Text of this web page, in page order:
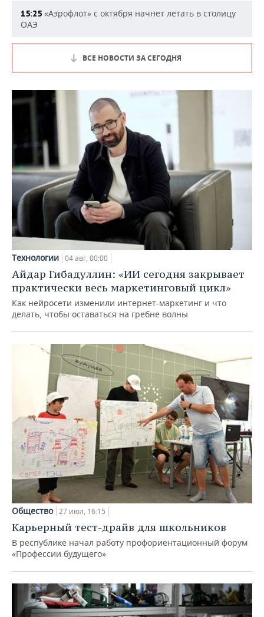
15:25 «Аэрофлот» с октября начнет летать в столицу
ОАЭ
ВСЕ НОВОСТИ ЗА СЕГОДНЯ
Технологии 04 авг, 00:00
Айдар Гибадуллин: «ИИ сегодня закрывает
практически весь маркетинговый цикл»
Как нейросети изменили интернет-маркетинг и что
делать, чтобы оставаться на гребне волны
Общество 27 июл, 16:15
Карьерный тест-драйв для школьников
В республике начал работу профориентационный форум
«Профессии будущего»